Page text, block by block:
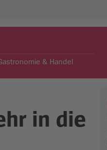
& Handel
in die